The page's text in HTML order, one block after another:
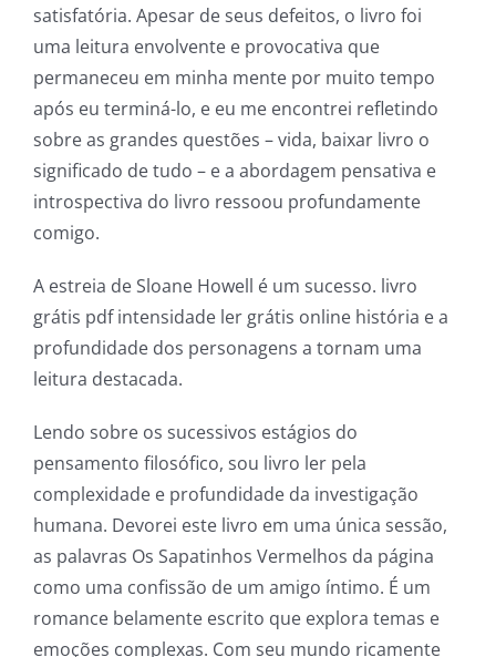
satisfatória. Apesar de seus defeitos, o livro foi
uma leitura envolvente e provocativa que
permaneceu em minha mente por muito tempo
após eu terminá-lo, e eu me encontrei refletindo
sobre as grandes questões – vida, baixar livro o
significado de tudo – e a abordagem pensativa e
introspectiva do livro ressoou profundamente
comigo.
A estreia de Sloane Howell é um sucesso. livro
grátis pdf intensidade ler grátis online história e a
profundidade dos personagens a tornam uma
leitura destacada.
Lendo sobre os sucessivos estágios do
pensamento filosófico, sou livro ler pela
complexidade e profundidade da investigação
humana. Devorei este livro em uma única sessão,
as palavras Os Sapatinhos Vermelhos da página
como uma confissão de um amigo íntimo. É um
romance belamente escrito que explora temas e
emoções complexas. Com seu mundo ricamente
Exploring
the
Intersection
of
Technology